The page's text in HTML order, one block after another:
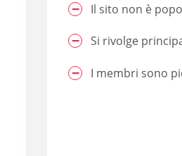
Il sito non è
Si rivolge
I membri sono